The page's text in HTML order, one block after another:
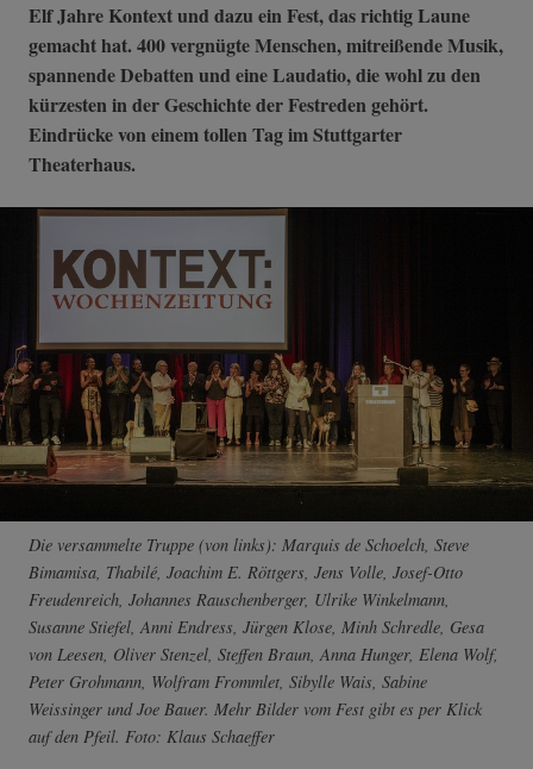
Elf Jahre Kontext und dazu ein Fest, das richtig Laune
gemacht hat. 400 vergnügte Menschen, mitreißende Musik,
spannende Debatten und eine Laudatio, die wohl zu den
kürzesten in der Geschichte der Festreden gehört.
Eindrücke von einem tollen Tag im Stuttgarter
Theaterhaus.
Die versammelte Truppe (von links): Marquis de Schoelch, Steve
Bimamisa, Thabilé, Joachim E. Röttgers, Jens Volle, Josef-Otto
Freudenreich, Johannes Rauschenberger, Ulrike Winkelmann,
Susanne Stiefel, Anni Endress, Jürgen Klose, Minh Schredle, Gesa
von Leesen, Oliver Stenzel, Steffen Braun, Anna Hunger, Elena Wolf,
Peter Grohmann, Wolfram Frommlet, Sibylle Wais, Sabine
Weissinger und Joe Bauer. Mehr Bilder vom Fest gibt es per Klick
auf den Pfeil. Foto: Klaus Schaeffer